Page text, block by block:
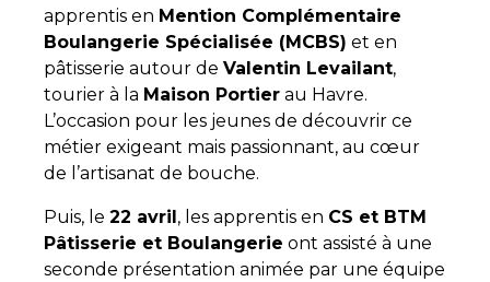
apprentis en Mention Complémentaire
Boulangerie Spécialisée (MCBS) et en
pâtisserie autour de Valentin Levailant,
tourier à la Maison Portier au Havre.
L’occasion pour les jeunes de découvrir ce
métier exigeant mais passionnant, au cœur
de l’artisanat de bouche.
Puis, le 22 avril, les apprentis en CS et BTM
Pâtisserie et Boulangerie ont assisté à une
seconde présentation animée par une équipe